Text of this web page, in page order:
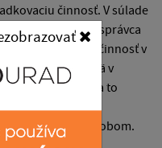
činnosť. V súlade
Z. z. vlastník, správca
hliadkovaciu činnosť v
požiaru najmä v
čase a to
leteckým
vhodným spôsobom.